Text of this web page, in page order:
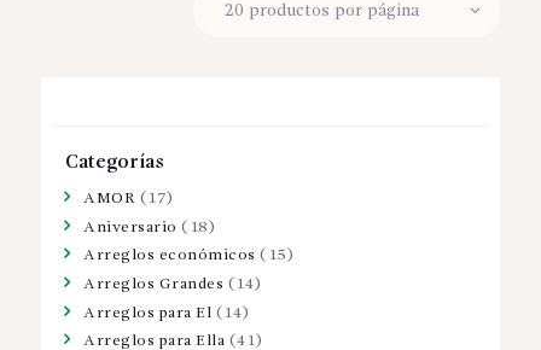
Categorías
AMOR (17)
Aniversario (18)
Arreglos económicos (15)
Arreglos Grandes (14)
Arreglos para El (14)
Arreglos para Ella (41)